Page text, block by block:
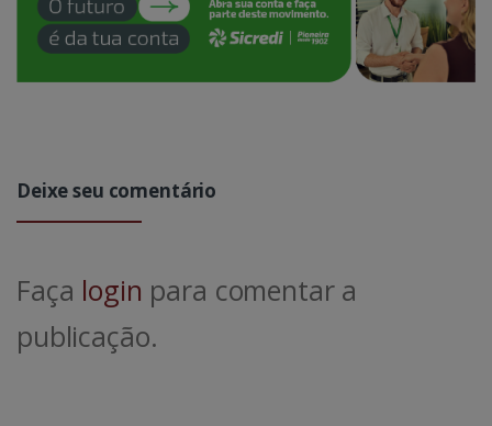
Deixe seu comentário
Faça login para comentar a
publicação.